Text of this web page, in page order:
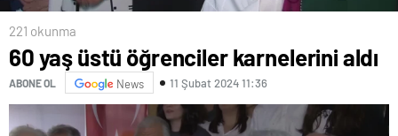
221 okunma
60 yaş üstü öğrenciler karnelerini aldı
ABONE OL News 11 Şubat 2024 11:36